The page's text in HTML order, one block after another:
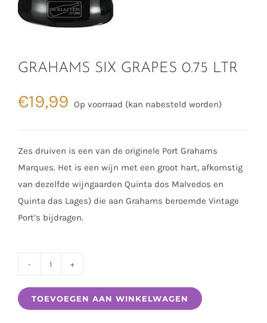
GRAHAMS SIX GRAPES 0.75 LTR
€19,99 Op voorraad (kan nabesteld worden)
Zes druiven is een van de originele Port Grahams
Marques. Het is een wijn met een groot hart, afkomstig
van dezelfde wijngaarden Quinta dos Malvedos en
Quinta das Lages) die aan Grahams beroemde Vintage
Port’s bijdragen.
SIX
GRAPES
TOEVOEGEN AAN WINKELWAGEN